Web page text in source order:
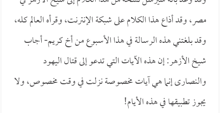
مصر، وقد أذاع هذا الكلام على شبكة الإنترنت، وقرأه العالم كله،
وقد بلغتني هذه الرسالة في هذا الأسبوع من أخ كريم- أجاب
شيخ الأزهر: إن هذه الآيات التي تدعو إلى قتال اليهود
والنصارى إنما هي آيات مخصوصة نزلت في وقت مخصوص، ولا
يجوز تطبيقها في هذه الأيام!